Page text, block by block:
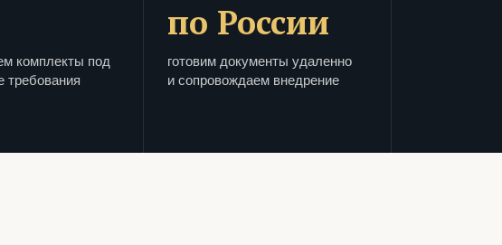
комплекты под
требования
по России
готовим документы удаленно
и сопровождаем внедрение